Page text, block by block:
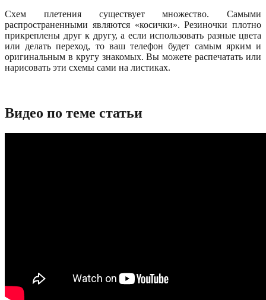
Схем плетения существует множество. Самыми
распространенными являются «косички». Резиночки плотно
прикреплены друг к другу, а если использовать разные цвета
или делать переход, то ваш телефон будет самым ярким и
оригинальным в кругу знакомых. Вы можете распечатать или
нарисовать эти схемы сами на листиках.
Видео по теме статьи